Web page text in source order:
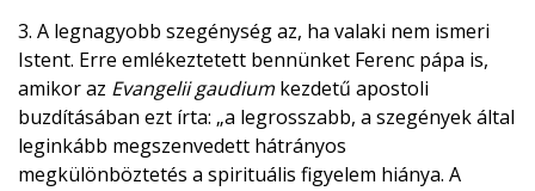
3. A legnagyobb szegénység az, ha valaki nem ismeri
Istent. Erre emlékeztetett bennünket Ferenc pápa is,
amikor az Evangelii gaudium kezdetű apostoli
buzdításában ezt írta: „a legrosszabb, a szegények által
leginkább megszenvedett hátrányos
megkülönböztetés a spirituális figyelem hiánya. A